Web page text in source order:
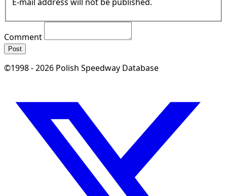
Comment
Post
©1998 - 2026 Polish Speedway Database